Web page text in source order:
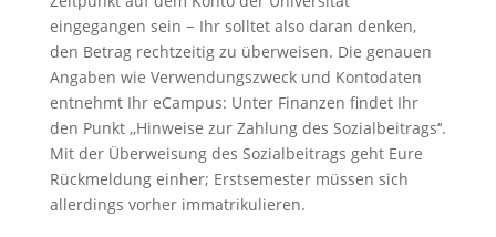
eingegangen sein − Ihr solltet also daran denken,
den Betrag rechtzeitig zu überweisen. Die genauen
Angaben wie Verwendungszweck und Kontodaten
entnehmt Ihr eCampus: Unter Finanzen findet Ihr
den Punkt ,,Hinweise zur Zahlung des Sozialbeitrags‘‘.
Mit der Überweisung des Sozialbeitrags geht Eure
Rückmeldung einher; Erstsemester müssen sich
allerdings vorher immatrikulieren.